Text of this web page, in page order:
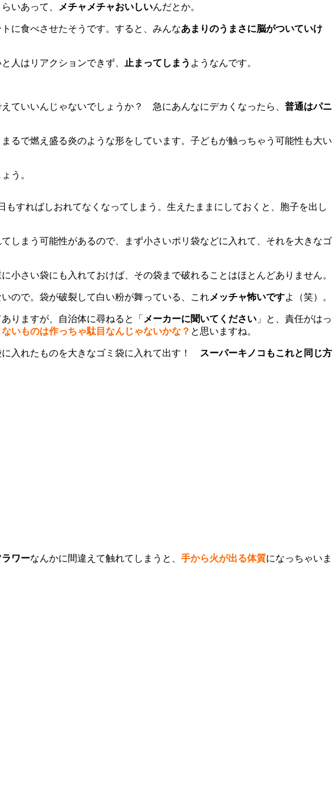
いあって、
メチャメチャおいしいんだとか。
に食べさせたそうです。すると、みんなあまりのうまさに脳がついていけ
人はリアクションできず、 止まってしまう ようなんです。
えていいんじゃないでしょうか？ 急にあんなにデカくなったら、 普通はパニ
まるで燃え盛る炎のような形をしています。子どもが触っちゃう可能性も大い
う。
もすればしおれてなくなってしまう。生えたままにしておくと、胞子を出し
しまう可能性があるので、まず小さいポリ袋などに入れて、それを大きなゴ
小さい袋にも入れておけば、その袋まで破れることはほとんどありません。
ので。袋が破裂して白い粉が舞っている、これメッチャ怖いですよ（笑）。
ありますが、自治体に尋ねると「 メーカーに聞いてください 」と、責任がはっ
いものは作っちゃ駄目なんじゃないかな？ と思いますね。
入れたものを大きなゴミ袋に入れて出す！
スーパーキノコもこれと同じ方
ワーなんかに間違えて触れてしまうと、 手から火が出る体質になっちゃいま